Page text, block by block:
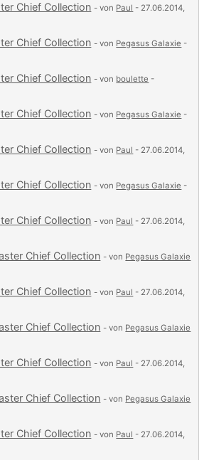
Chief Collection - von Paul - 27.06.2014,
Chief Collection - von Pegasus Galaxie -
Chief Collection - von boulette -
Chief Collection - von Pegasus Galaxie -
Chief Collection - von Paul - 27.06.2014,
Chief Collection - von Pegasus Galaxie -
Chief Collection - von Paul - 27.06.2014,
Chief Collection - von Pegasus Galaxie
Chief Collection - von Paul - 27.06.2014,
Chief Collection - von Pegasus Galaxie
Chief Collection - von Paul - 27.06.2014,
Chief Collection - von Pegasus Galaxie
Chief Collection - von Paul - 27.06.2014,